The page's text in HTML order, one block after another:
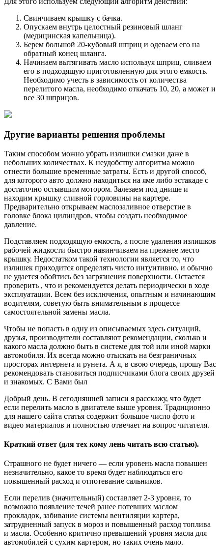
Свинчиваем крышку с бачка.
Опускаем внутрь целостный резиновый шланг
(медицинская капельница).
Берем большой 20-кубовый шприц и одеваем его на
обратный конец шланга.
Начинаем вытягивать масло используя шприц, сливаем
его в подходящую приготовленную для этого емкость.
Необходимо учесть в зависимость от количества
перелитого масла, необходимо откачать 10, 20, а может и
все 30 шприцов.
Другие варианты решения проблемы
Таким способом можно убрать излишки смазки даже в
небольших количествах. К неудобству алгоритма можно
отнести большие временные затраты. Есть и другой способ,
для которого авто должно находиться на яме либо эстакаде с
достаточно остывшим мотором. Залезаем под днище и
находим крышку сливной горловины на картере.
Предварительно открываем маслозаливное отверстие в
головке блока цилиндров, чтобы создать необходимое
давление.
Подставляем подходящую емкость, а после удаления излишков
рабочей жидкости быстро навинчиваем на прежнее место
крышку. Недостатком такой технологии является то, что
излишек приходится определять чисто интуитивно, и обычно
не удается обойтись без загрязнения поверхности. Остается
проверить , что и рекомендуется делать периодически в ходе
эксплуатации. Всем без исключения, опытным и начинающим
водителям, советую быть внимательным в процессе
самостоятельной замены масла.
Чтобы не попасть в одну из описываемых здесь ситуаций,
друзья, производители составляют рекомендации, сколько и
какого масла должно быть в системе для той или иной марки
автомобиля. Их всегда можно отыскать на безграничных
просторах интернета и рунета. А я, в свою очередь, прошу Вас
рекомендовать становиться подписчиками блога своих друзей
и знакомых. С Вами был
Добрый день. В сегодняшней записи я расскажу, что будет
если перелить масло в двигателе выше уровня. Традиционно
для нашего сайта статья содержит большое число фото и
видео материалов и полностью отвечает на вопрос читателя.
Краткий ответ (для тех кому лень читать всю статью).
Страшного не будет ничего — если уровень масла повышен
незначительно, какое то время будет наблюдаться его
повышенный расход и отпотевание сальников.
Если перелив (значительный) составляет 2-3 уровня, то
возможно появление течей ранее потевших маслом
прокладок, забивание системы вентиляции картера,
затрудненный запуск в мороз и повышенный расход топлива
и масла. Особенно критично превышений уровня масла для
автомобилей с сухим картером, но таких очень мало.